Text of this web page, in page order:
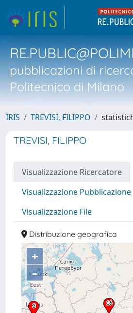
pubblicazioni di
Politecnico di Milano
IRIS TREVISI, FILIPPO
TREVISI, FILIPPO
Visualizzazione Ricercatore
Visualizzazione Pubblicazione
Visualizzazione File
Distribuzione geografica
+
–